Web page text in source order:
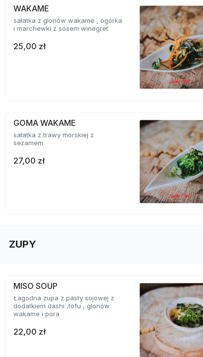
WAKAME
sałatka z glonów wakame , ogórka
i marchewki z sosem winegret
25,00 zł
GOMA WAKAME
sałatka z trawy morskiej z
sezamem
27,00 zł
ZUPY
MISO SOUP
Łagodna zupa z pasty sojowej z
dodatkiem dashi ,tofu , glonów
wakame i pora
22,00 zł